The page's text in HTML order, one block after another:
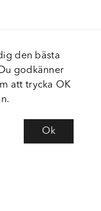
den bästa
godkänner
att trycka OK
Ok